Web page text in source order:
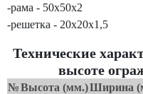
-рама - 50х50х2
-решетка - 20х20х1,5
Технические
высоте
№Высота (мм.)Ширина